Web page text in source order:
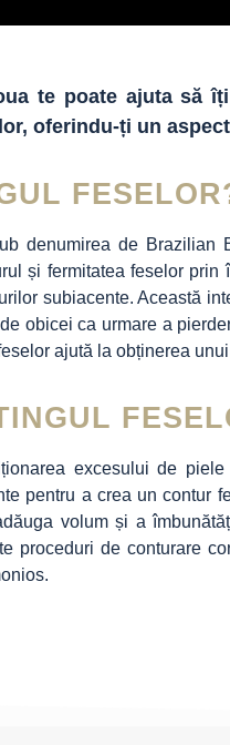
te poate ajuta să
oferindu-ți un
denumirea de Brazilian
și fermitatea feselor
subiacente. Această
obicei ca urmare a
ajută la obținerea
excesului de
pentru a crea un contur
volum și a
proceduri de conturare